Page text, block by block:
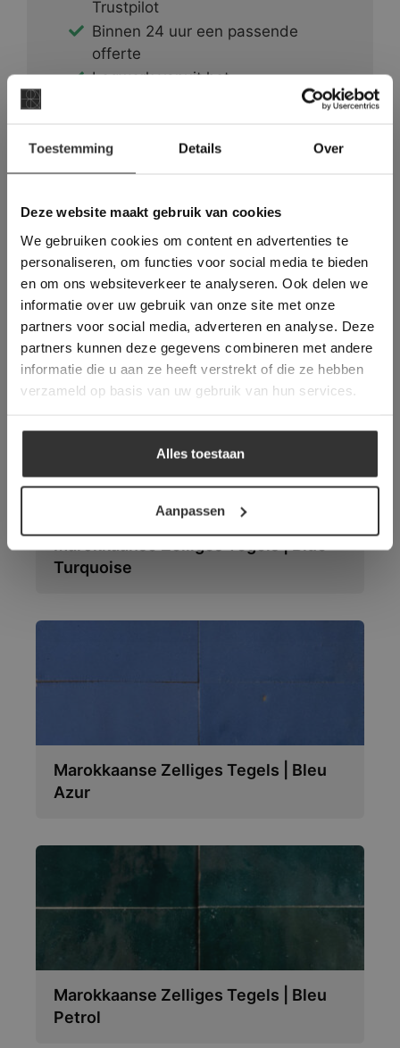
Toestemming Details Over
Deze website maakt gebruik van cookies
We gebruiken cookies om content en advertenties te
personaliseren, om functies voor social media te bieden
en om ons websiteverkeer te analyseren. Ook delen we
informatie over uw gebruik van onze site met onze
partners voor social media, adverteren en analyse. Deze
partners kunnen deze gegevens combineren met andere
informatie die u aan ze heeft verstrekt of die ze hebben
verzameld op basis van uw gebruik van hun services.
Alles toestaan
Aanpassen
Trustpilot
Binnen 24 uur een passende
offerte
Legwerk vanuit het
Meer dan 500 m2 showtuin
Vloeren die wellicht ook
uw interesse hebben:
Turquoise
Marokkaanse Zelliges Tegels | Bleu
Azur
Marokkaanse Zelliges Tegels | Bleu
Petrol
Deze website maakt
gebruik van cookies.
This Cookie Banner was deleted and is no
longer working. Please contact the website
administrator.
Deze website gebruikt cookies om de
gebruikerservaring te verbeteren. Door
gebruik te maken van onze website geeft u
toestemming voor alle cookies in
overeenstemming met ons cookiebeleid.Lees
verder
ALLES ACCEPTEREN
ALLES AFWIJZEN
DETAILS WEERGEVEN